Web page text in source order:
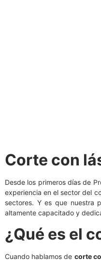
Corte con
Desde los primeros días de
experiencia en el sector del
sectores. Y es que nuestra
altamente capacitado y
¿Qué es el
Cuando hablamos de corte